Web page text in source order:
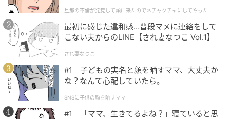
ない」という自己防衛本能にあります。特に40代以上
の婚活では、「おばさんだと思われたくない」「若い
女性と比べられたくない」という自己否定の種が根深
くあります。
そのため、相手の反応が薄いと一瞬で「写真と違うと
思われたんだ」と最悪のシナリオを脳内で再生し、拒
絶される前に自分から切り捨てることで、なんとかプ
ライドを保とうとしてしまうのです。
クチャにしてやった
旦那の不倫が発覚して頭に来たのでメチャクチャにしてやった
最初に感じた違和感…普段マメに連絡をして
こない夫からのLINE【され妻なつこ Vol.1】
され妻なつこ
#1 子どもの実名と顔を晒すママ、大丈夫か
な？なんて心配していたら。
SNSに子供の顔を晒すママ
#1 「ママ、生きてるよね？」寝ていると思